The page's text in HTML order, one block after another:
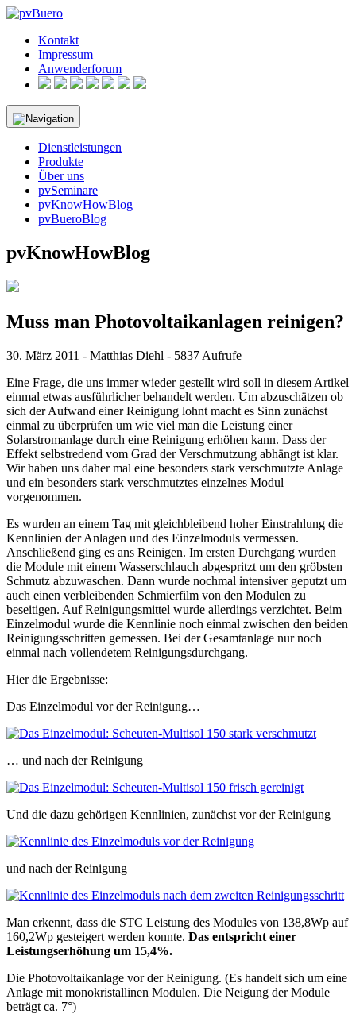
Skip
contentKontakt
Impressum
Anwenderforum
Dienstleistungen
Produkte
Über uns
pvSeminare
pvKnowHowBlog
pvBueroBlog
pvKnowHowBlog
Muss man Photovoltaikanlagen reinigen?
30. März 2011 - Matthias Diehl - 5837 Aufrufe
Eine Frage, die uns immer wieder gestellt wird soll in diesem Artikel
einmal etwas ausführlicher behandelt werden. Um abzuschätzen ob
sich der Aufwand einer Reinigung lohnt macht es Sinn zunächst
einmal zu überprüfen um wie viel man die Leistung einer
Solarstromanlage durch eine Reinigung erhöhen kann. Dass der
Effekt selbstredend vom Grad der Verschmutzung abhängt ist klar.
Wir haben uns daher mal eine besonders stark verschmutzte Anlage
und ein besonders stark verschmutztes einzelnes Modul
vorgenommen.
Es wurden an einem Tag mit gleichbleibend hoher Einstrahlung die
Kennlinien der Anlagen und des Einzelmoduls vermessen.
Anschließend ging es ans Reinigen. Im ersten Durchgang wurden
die Module mit einem Wasserschlauch abgespritzt um den gröbsten
Schmutz abzuwaschen. Dann wurde nochmal intensiver geputzt um
auch einen verbleibenden Schmierfilm von den Modulen zu
beseitigen. Auf Reinigungsmittel wurde allerdings verzichtet. Beim
Einzelmodul wurde die Kennlinie noch einmal zwischen den beiden
Reinigungsschritten gemessen. Bei der Gesamtanlage nur noch
einmal nach vollendetem Reinigungsdurchgang.
Hier die Ergebnisse:
Das Einzelmodul vor der Reinigung…
… und nach der Reinigung
Und die dazu gehörigen Kennlinien, zunächst vor der Reinigung
und nach der Reinigung
Man erkennt, dass die STC Leistung des Modules von 138,8Wp auf
160,2Wp gesteigert werden konnte. Das entspricht einer
Leistungserhöhung um 15,4%.
Die Photovoltaikanlage vor der Reinigung. (Es handelt sich um eine
Anlage mit monokristallinen Modulen. Die Neigung der Module
beträgt ca. 7°)